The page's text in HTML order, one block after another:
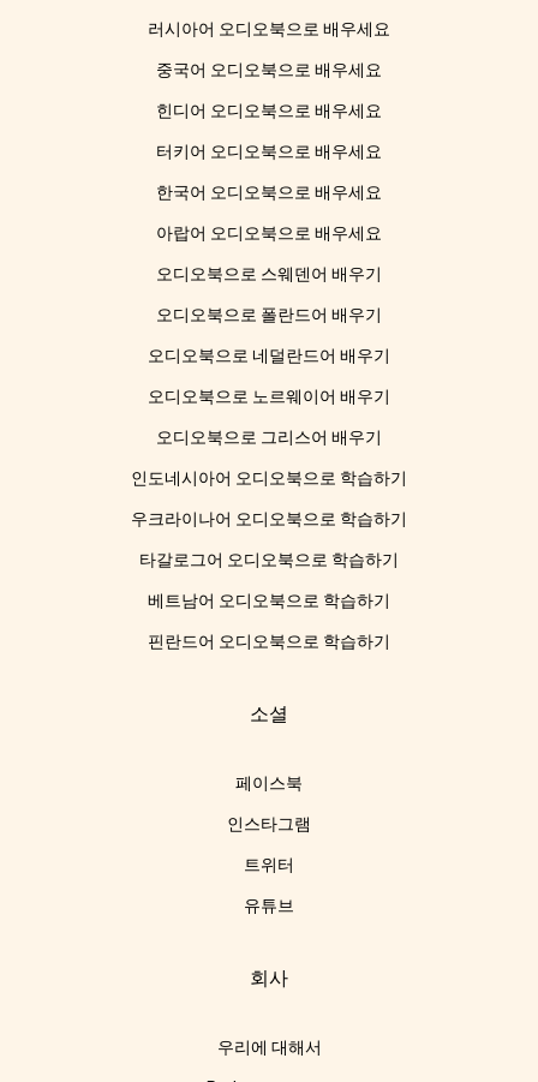
러시아어 오디오북으로 배우세요
중국어 오디오북으로 배우세요
힌디어 오디오북으로 배우세요
터키어 오디오북으로 배우세요
한국어 오디오북으로 배우세요
아랍어 오디오북으로 배우세요
오디오북으로 스웨덴어 배우기
오디오북으로 폴란드어 배우기
오디오북으로 네덜란드어 배우기
오디오북으로 노르웨이어 배우기
오디오북으로 그리스어 배우기
인도네시아어 오디오북으로 학습하기
우크라이나어 오디오북으로 학습하기
타갈로그어 오디오북으로 학습하기
베트남어 오디오북으로 학습하기
핀란드어 오디오북으로 학습하기
소셜
페이스북
인스타그램
트위터
유튜브
회사
우리에 대해서